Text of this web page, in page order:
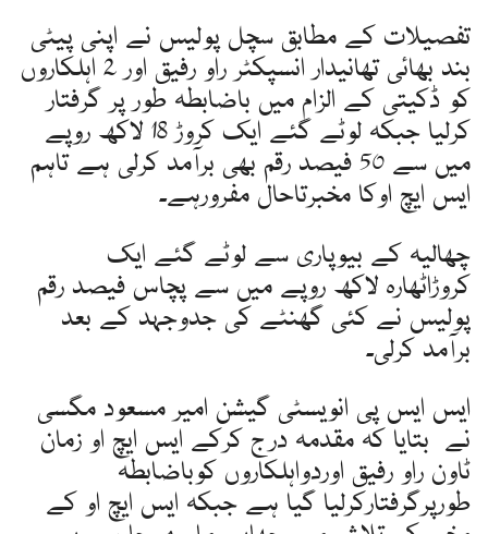
تفصیلات کے مطابق سچل پولیس نے اپنی پیٹی
بند بھائی تھانیدار انسپکٹر راو رفیق اور 2 اہلکاروں
کو ڈکیتی کے الزام میں باضابطہ طور پر گرفتار
کرلیا جبکہ لوٹے گئے ایک کروڑ 18 لاکھ روپے
میں سے 50 فیصد رقم بھی برآمد کرلی ہے تاہم
ایس ایچ اوکا مخبرتاحال مفرورہے۔
چھالیہ کے بیوپاری سے لوٹے گئے ایک
کروڑاٹھارہ لاکھ روپے میں سے پچاس فیصد رقم
پولیس نے کئی گھنٹے کی جدوجہد کے بعد
برآمد کرلی۔
ایس ایس پی انویسٹی گیشن امیر مسعود مگسی
نے بتایا کہ مقدمہ درج کرکے ایس ایچ او زمان
ٹاون راو رفیق اوردواہلکاروں کوباضابطہ
طورپرگرفتارکرلیا گیا ہے جبکہ ایس ایچ او کے